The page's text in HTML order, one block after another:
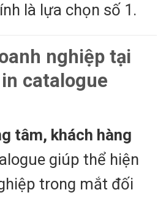
là lựa chọn số 1.
nghiệp tại
catalogue
tâm, khách hàng
giúp thể hiện
trong mắt đối